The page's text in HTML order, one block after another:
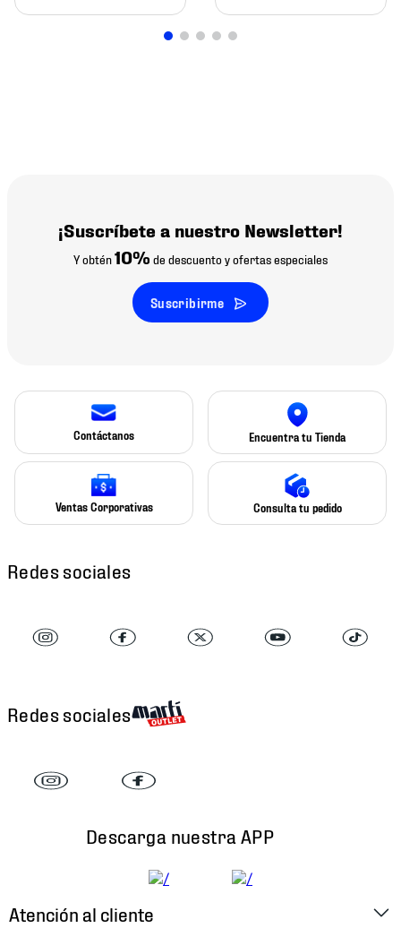
¡Suscríbete a nuestro Newsletter!
Y obtén10% de descuento y ofertas especiales
Suscribirme
Contáctanos Encuentra tu Tienda
Ventas Corporativas Consulta tu pedido
Redes sociales
Redes sociales
Descarga nuestra APP
Atención al cliente